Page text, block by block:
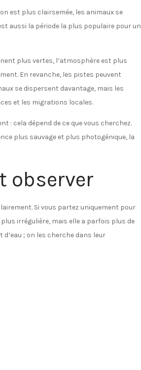
est plus clairsemée, les animaux se
aussi la période la plus populaire pour un
plus vertes, l’atmosphère est plus
En revanche, les pistes peuvent
se dispersent davantage, mais les
et les migrations locales.
: cela dépend de ce que vous cherchez.
plus sauvage et plus photogénique, la
observer
Si vous partez uniquement pour
irrégulière, mais elle a parfois plus de
; on les cherche dans leur